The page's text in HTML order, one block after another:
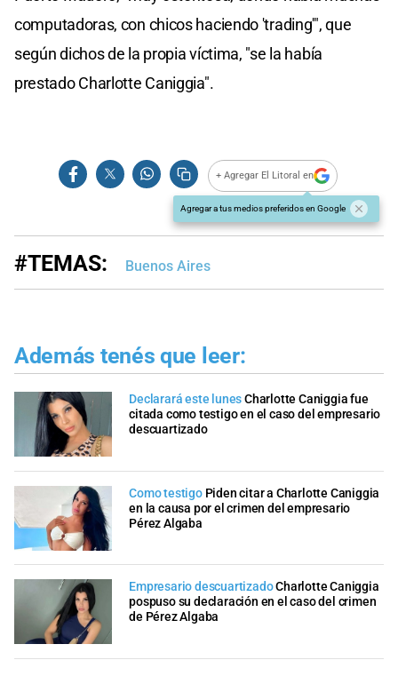
computadoras, con chicos haciendo 'trading'", que
según dichos de la propia víctima, "se la había
prestado Charlotte Caniggia".
+ Agregar El Litoral en
Agregar a tus medios preferidos en Google
#TEMAS: Buenos Aires
Además tenés que leer:
Declarará este lunesCharlotte Caniggia fue
citada como testigo en el caso del empresario
descuartizado
Como testigo Piden citar a Charlotte Caniggia
en la causa por el crimen del empresario
Pérez Algaba
Empresario descuartizadoCharlotte Caniggia
pospuso su declaración en el caso del crimen
de Pérez Algaba